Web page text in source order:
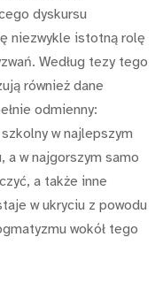
dyskursu
niezwykle istotną rolę
Według tezy tego
również dane
odmienny:
w najlepszym
a w najgorszym samo
a także inne
w ukryciu z powodu
wokół tego